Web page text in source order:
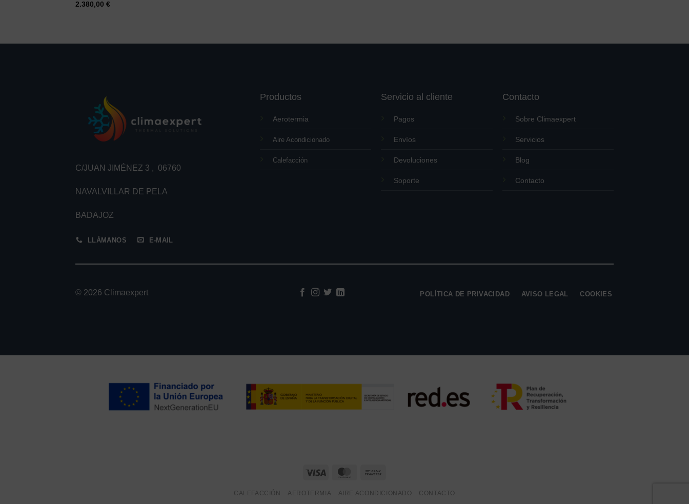
2.380,00 €
C/JUAN JIMÉNEZ 3 , 06760
NAVALVILLAR DE PELA
BADAJOZ
LLÁMANOS E-MAIL
Productos
Aerotermia
Aire Acondicionado
Calefacción
Servicio al cliente
Pagos
Envíos
Devoluciones
Soporte
Contacto
Sobre Climaexpert
Servicios
Blog
Contacto
© 2026 Climaexpert POLÍTICA DE PRIVACIDAD AVISO LEGAL COOKIES
Visa MasterCard
CALEFACCIÓN AEROTERMIA AIRE ACONDICIONADO CONTACTO